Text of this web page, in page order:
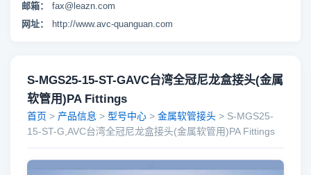
邮箱：
fax@leazn.com
网址：
http://www.avc-quanguan.com
S-MGS25-15-ST-GAVC台湾全冠尼龙盒接头(金属
软管用)PA Fittings
首页 > 产品信息 > 型号中心 > 金属软管接头 > S-MGS25-
15-ST-G,AVC台湾全冠尼龙盒接头(金属软管用)PA Fittings